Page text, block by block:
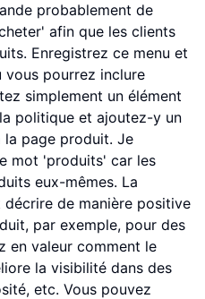
probablement de
afin que les clients
Enregistrez ce menu et
vous pourrez inclure
simplement un élément
politique et ajoutez-y un
la page produit. Je
mot 'produits' car les
eux-mêmes. La
de manière positive
par exemple, pour des
en valeur comment le
la visibilité dans des
etc. Vous pouvez